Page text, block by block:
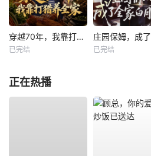
穿越70年，我靠打猎养全家
已完结 已完结
正在热播